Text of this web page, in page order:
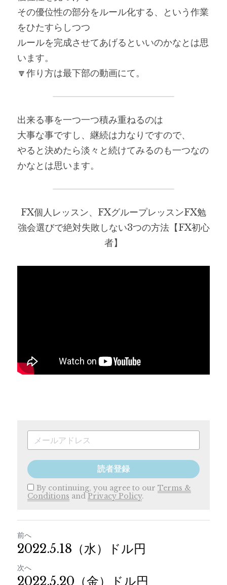
その優位性の部分をルール化する、という作業
をひたすらしつつ
ルールを完成させてあげるといいのかなとは思
います。
🔽作り方は最下部の動画にて。
出来る事を一つ一つ積み重ねるのは
大事な事ですし、継続は力なりですので、
やると決めたら淡々と続けてみるのも一つなの
かなとは思います。
FX個人レッスン、FXグループレッスンFX勉
強会選びで絶対失敗しない3つの方法【FX初心
者】
読者登録
By continuing, you agree to our Terms &
Conditions and Privacy Policy.
前へ
2022.5.18（水）ドル円
次へ
2022.5.20（金）ドル円